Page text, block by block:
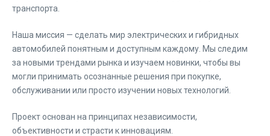
транспорта.
Наша миссия — сделать мир электрических и гибридных
автомобилей понятным и доступным каждому. Мы следим
за новыми трендами рынка и изучаем новинки, чтобы вы
могли принимать осознанные решения при покупке,
обслуживании или просто изучении новых технологий.
Проект основан на принципах независимости,
объективности и страсти к инновациям.